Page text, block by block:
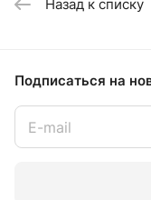
Назад к списку
Подписаться на